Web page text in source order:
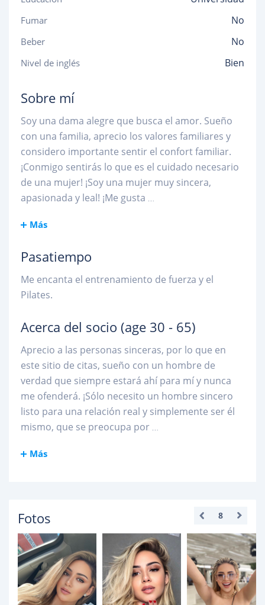
Fumar No
Beber No
Nivel de inglés Bien
Sobre mí
Soy una dama alegre que busca el amor. Sueño
con una familia, aprecio los valores familiares y
considero importante sentir el confort familiar.
¡Conmigo sentirás lo que es el cuidado necesario
de una mujer! ¡Soy una mujer muy sincera,
apasionada y leal! ¡Me gusta ...
Más
Pasatiempo
Me encanta el entrenamiento de fuerza y el
Pilates.
Acerca del socio (age 30 - 65)
Aprecio a las personas sinceras, por lo que en
este sitio de citas, sueño con un hombre de
verdad que siempre estará ahí para mí y nunca
me ofenderá. ¡Sólo necesito un hombre sincero
listo para una relación real y simplemente ser él
mismo, que se preocupa por...
Más
Fotos 8